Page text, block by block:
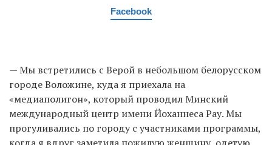
Facebook
— Мы встретились с Верой в небольшом белорусском
городе Воложине, куда я приехала на
«медиаполигон», который проводил Минский
международный центр имени Йоханнеса Рау. Мы
прогуливались по городу с участниками программы,